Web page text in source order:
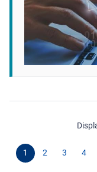
1 2 3 4